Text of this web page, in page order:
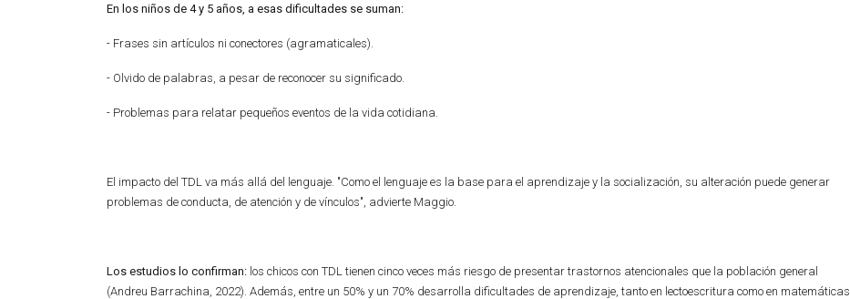
En los niños de 4 y 5 años, a esas dificultades se suman:
- Frases sin artículos ni conectores (agramaticales).
- Olvido de palabras, a pesar de reconocer su significado.
- Problemas para relatar pequeños eventos de la vida cotidiana.
El impacto del TDL va más allá del lenguaje. "Como el lenguaje es la base para el aprendizaje y la socialización, su alteración puede generar
problemas de conducta, de atención y de vínculos", advierte Maggio.
Los estudios lo confirman: los chicos con TDL tienen cinco veces más riesgo de presentar trastornos atencionales que la población general
(Andreu Barrachina, 2022). Además, entre un 50% y un 70% desarrolla dificultades de aprendizaje, tanto en lectoescritura como en matemáticas,